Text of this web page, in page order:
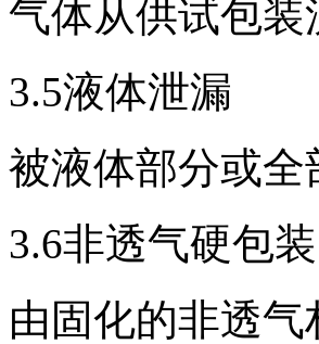
气体从供试包
3.5液体泄漏
被液体部分或
3.6非透气硬包装
由固化的非透